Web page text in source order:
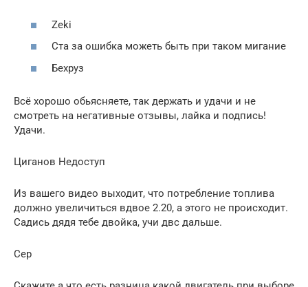
Zeki
Ста за ошибка можеть быть при таком мигание
Бехруз
Всё хорошо обьясняете, так держать и удачи и не
смотреть на негативные отзывы, лайка и подпись!
Удачи.
Циганов Недоступ
Из вашего видео выходит, что потребление топлива
должно увеличиться вдвое 2.20, а этого не происходит.
Садись дядя тебе двойка, учи двс дальше.
Сер